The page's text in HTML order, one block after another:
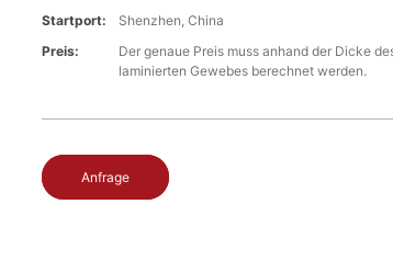
Startport:
Shenzhen, China
Preis:
Der genaue Preis muss anhand der Dicke
laminierten Gewebes berechnet werden.
Anfrage